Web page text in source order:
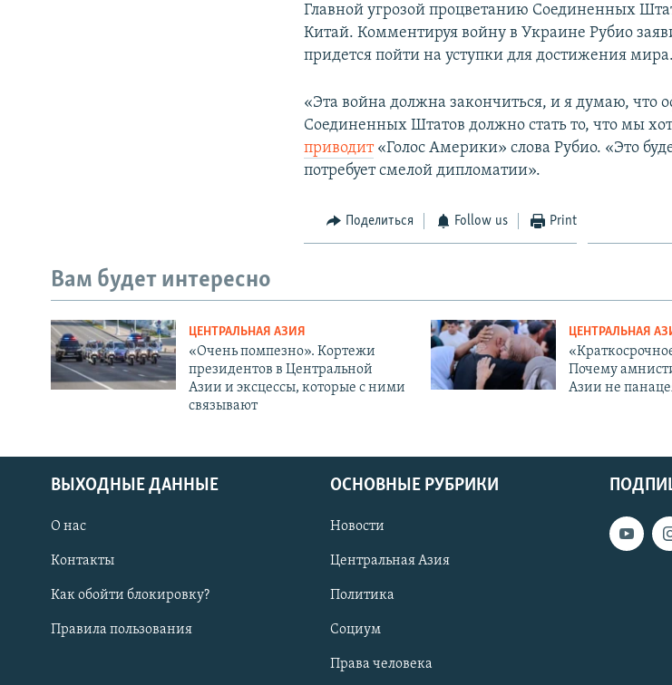
Главной угрозой процветанию Соединенных
Китай. Комментируя войну в Украине Рубио
придется пойти на уступки для достижения мира.
«Эта война должна закончиться, и я думаю, что
Соединенных Штатов должно стать то, что мы
приводит«Голос Америки» слова Рубио. «Это
потребует смелой дипломатии».
Поделиться Follow us Print
Вам будет интересно
ЦЕНТРАЛЬНАЯ АЗИЯ
«Очень помпезно». Кортежи
президентов в Центральной
Азии и эксцессы, которые с ними
связывают
ЦЕНТРАЛЬНАЯ
Почему
Азии не
ВЫХОДНЫЕ ДАННЫЕ
О нас
Контакты
Как обойти блокировку?
Правила пользования
ОСНОВНЫЕ РУБРИКИ
Новости
Центральная Азия
Политика
Социум
Права человека